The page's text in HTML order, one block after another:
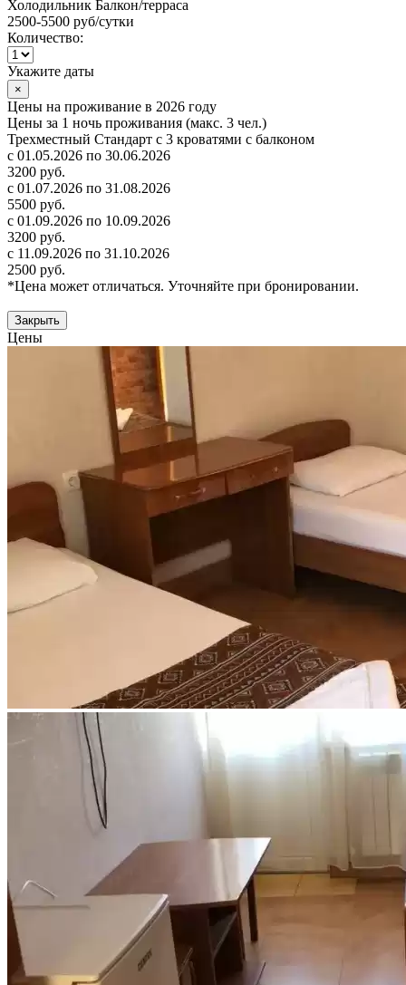
Холодильник Балкон/терраса
2500-5500 руб/сутки
Количество:
Укажите даты
×
Цены на проживание в 2026 году
Цены за 1 ночь проживания (макс. 3 чел.)
Трехместный Стандарт с 3 кроватями с балконом
с 01.05.2026 по 30.06.2026
3200 руб.
с 01.07.2026 по 31.08.2026
5500 руб.
с 01.09.2026 по 10.09.2026
3200 руб.
с 11.09.2026 по 31.10.2026
2500 руб.
*Цена может отличаться. Уточняйте при бронировании.
Закрыть
Цены